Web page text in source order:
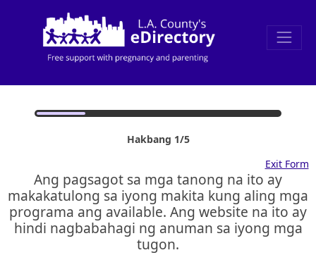
Hakbang 1/5
Exit Form
Ang pagsagot sa mga tanong na ito ay
makakatulong sa iyong makita kung aling mga
programa ang available. Ang website na ito ay
hindi nagbabahagi ng anuman sa iyong mga
tugon.